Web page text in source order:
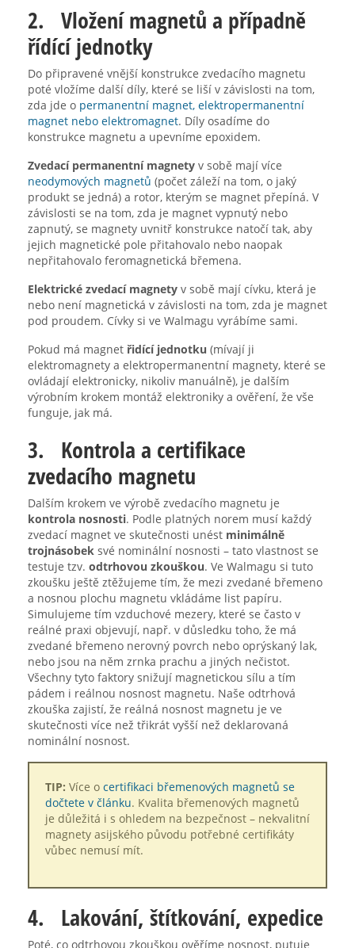
2. Vložení magnetů a případně
řídící jednotky
Do připravené vnější konstrukce zvedacího magnetu
poté vložíme další díly, které se liší v závislosti na tom,
zda jde o permanentní magnet, elektropermanentní
magnet nebo elektromagnet. Díly osadíme do
konstrukce magnetu a upevníme epoxidem.
Zvedací permanentní magnety v sobě mají více
neodymových magnetů (počet záleží na tom, o jaký
produkt se jedná) a rotor, kterým se magnet přepíná. V
závislosti se na tom, zda je magnet vypnutý nebo
zapnutý, se magnety uvnitř konstrukce natočí tak, aby
jejich magnetické pole přitahovalo nebo naopak
nepřitahovalo feromagnetická břemena.
Elektrické zvedací magnety v sobě mají cívku, která je
nebo není magnetická v závislosti na tom, zda je magnet
pod proudem. Cívky si ve Walmagu vyrábíme sami.
Pokud má magnet řidící jednotku (mívají ji
elektromagnety a elektropermanentní magnety, které se
ovládají elektronicky, nikoliv manuálně), je dalším
výrobním krokem montáž elektroniky a ověření, že vše
funguje, jak má.
3. Kontrola a certifikace
zvedacího magnetu
Dalším krokem ve výrobě zvedacího magnetu je
kontrola nosnosti. Podle platných norem musí každý
zvedací magnet ve skutečnosti unést minimálně
trojnásobek své nominální nosnosti – tato vlastnost se
testuje tzv. odtrhovou zkouškou. Ve Walmagu si tuto
zkoušku ještě ztěžujeme tím, že mezi zvedané břemeno
a nosnou plochu magnetu vkládáme list papíru.
Simulujeme tím vzduchové mezery, které se často v
reálné praxi objevují, např. v důsledku toho, že má
zvedané břemeno nerovný povrch nebo oprýskaný lak,
nebo jsou na něm zrnka prachu a jiných nečistot.
Všechny tyto faktory snižují magnetickou sílu a tím
pádem i reálnou nosnost magnetu. Naše odtrhová
zkouška zajistí, že reálná nosnost magnetu je ve
skutečnosti více než třikrát vyšší než deklarovaná
nominální nosnost.
TIP: Více o certifikaci břemenových magnetů se
dočtete v článku. Kvalita břemenových magnetů
je důležitá i s ohledem na bezpečnost – nekvalitní
magnety asijského původu potřebné certifikáty
vůbec nemusí mít.
4. Lakování, štítkování, expedice
Poté, co odtrhovou zkouškou ověříme nosnost, putuje